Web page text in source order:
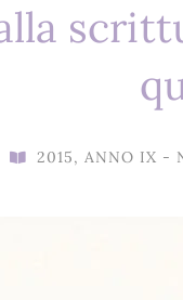
2015, ANNO IX -